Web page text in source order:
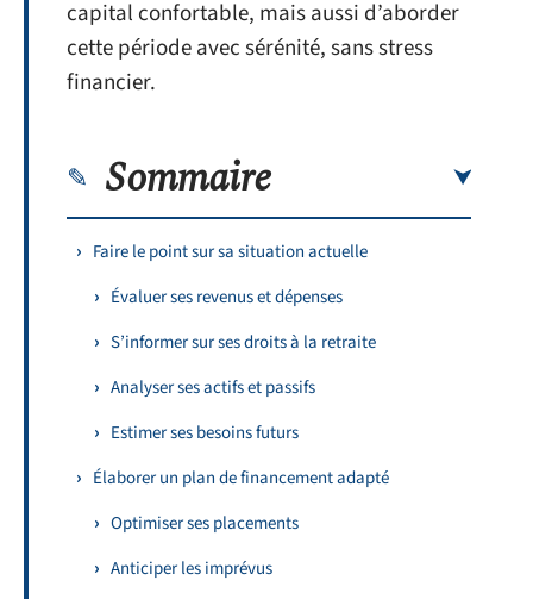
capital confortable, mais aussi d’aborder
cette période avec sérénité, sans stress
financier.
Sommaire
Faire le point sur sa situation actuelle
Évaluer ses revenus et dépenses
S’informer sur ses droits à la retraite
Analyser ses actifs et passifs
Estimer ses besoins futurs
Élaborer un plan de financement adapté
Optimiser ses placements
Anticiper les imprévus